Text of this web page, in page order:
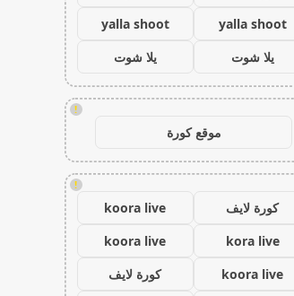
yalla shoot
yalla shoot
يلا شوت
يلا شوت
!
موقع كورة
!
كورة لايف
koora live
kora live
koora live
koora live
كورة لايف